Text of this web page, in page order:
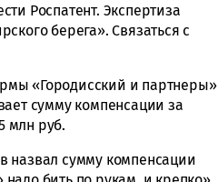
Роспатент. Экспертиза
берега». Связаться с
«Городисский и партнеры»
сумму компенсации за
млн руб.
назвал сумму компенсации